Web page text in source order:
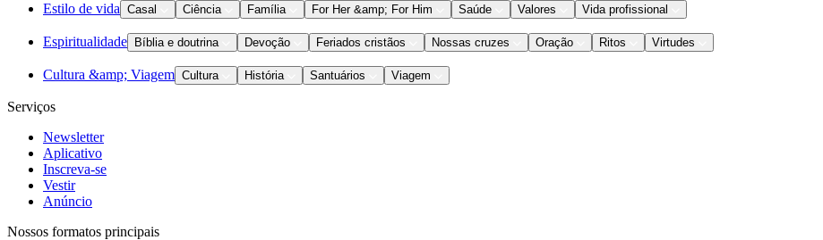
Estilo de vida Casal Ciência Família For Her &amp; For Him Saúde Valores Vida profissional
Espiritualidade Bíblia e doutrina Devoção Feriados cristãos Nossas cruzes Oração Ritos Virtudes
Cultura &amp; Viagem Cultura História Santuários Viagem
Serviços
Newsletter
Aplicativo
Inscreva-se
Vestir
Anúncio
Nossos formatos principais